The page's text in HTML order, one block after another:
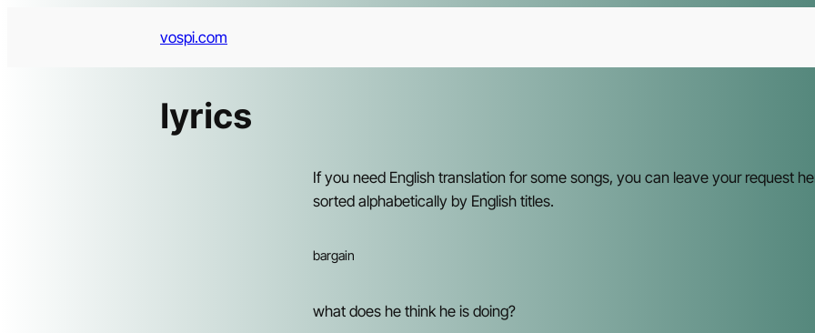
vospi.com
lyrics
If you need English translation for some songs, you can leave your request
sorted alphabetically by English titles.
bargain
what does he think he is doing?